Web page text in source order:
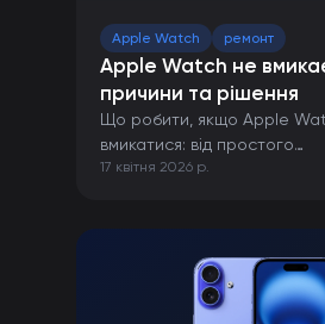
Apple Watch ремонт
Apple Watch не
причини та рішення
Що робити, якщо Apple
вмикатися: від простого
перезавантаження до
17 квітня 2026 р.